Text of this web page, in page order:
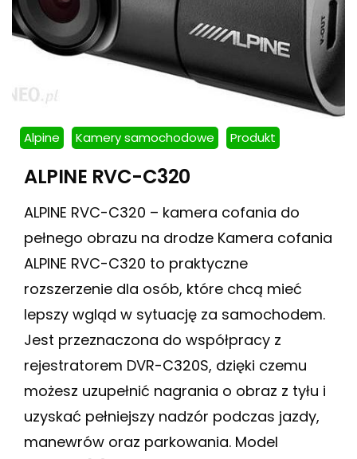
Alpine Kamery samochodowe Produkt
ALPINE RVC-C320
ALPINE RVC-C320 – kamera cofania do
pełnego obrazu na drodze Kamera cofania
ALPINE RVC-C320 to praktyczne
rozszerzenie dla osób, które chcą mieć
lepszy wgląd w sytuację za samochodem.
Jest przeznaczona do współpracy z
rejestratorem DVR-C320S, dzięki czemu
możesz uzupełnić nagrania o obraz z tyłu i
uzyskać pełniejszy nadzór podczas jazdy,
manewrów oraz parkowania. Model